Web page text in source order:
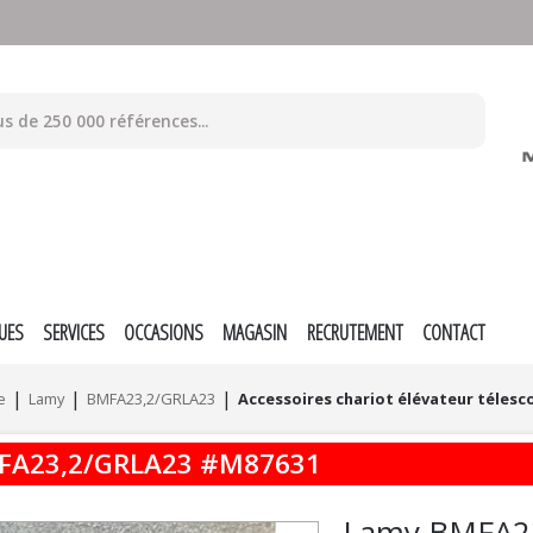
SERVICES OCCASIONS MAGASIN RECRUTEMENT CONTACT
Lamy BMFA23,2/GRLA23 Accessoires chariot élévateur
GRLA23 #M87631